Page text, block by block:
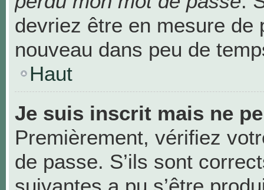
devriez être en mesure de
nouveau dans peu de
Haut
Je suis inscrit mais ne
Premièrement, vérifiez
de passe. S’ils sont